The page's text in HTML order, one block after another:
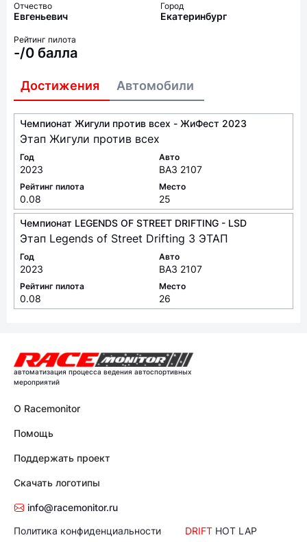
Отчество
Евгеньевич
Город
Екатеринбург
Рейтинг пилота
-/0 балла
Достижения Автомобили
Чемпионат Жигули против всех - ЖиФест 2023
Этап Жигули против всех
Год
2023
Авто
ВАЗ 2107
Рейтинг пилота
0.08
Место
25
Чемпионат LEGENDS OF STREET DRIFTING - LSD
Этап Legends of Street Drifting 3 ЭТАП
Год
2023
Авто
ВАЗ 2107
Рейтинг пилота
0.08
Место
26
автоматизация процесса ведения автоспортивных
мероприятий
О Racemonitor
Помощь
Поддержать проект
Скачать логотипы
info@racemonitor.ru
Политика конфиденциальности
DRIFT HOT LAP